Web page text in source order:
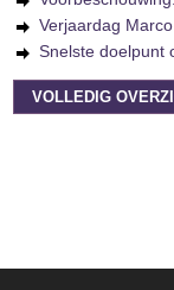
Verjaardag
Snelste doelpunt
VOLLEDIG